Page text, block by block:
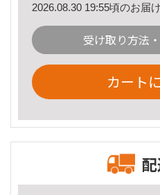
2026.08.30 19:55頃のお届
受け取り方法
カート